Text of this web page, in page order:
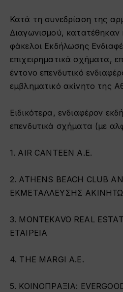
Κατά τη συνεδρίαση της
Διαγωνισμού,
φάκελοι Εκδήλωσης
επιχειρηματικά σχήματα,
έντονο επενδυτικό
εμβληματικό ακίνητο της
Ειδικότερα, ενδιαφέρον
επενδυτικά σχήματα (με
1. AIR CANTEEN A.E.
2. ATHENS BEACH CLUB
ΕΚΜΕΤΑΛΛΕΥΣΗΣ
3. MONTEKAVO REAL
ΕΤΑΙΡΕΙΑ
4. THE MARGI A.E.
5. ΚΟΙΝΟΠΡΑΞΙΑ: